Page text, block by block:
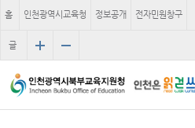
홈 인천광역시교육청 정보공개 전자민원창구
글
자